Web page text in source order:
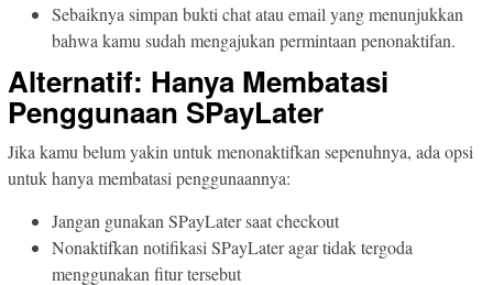
Sebaiknya simpan bukti chat atau email yang menunjukkan
bahwa kamu sudah mengajukan permintaan penonaktifan.
Alternatif: Hanya Membatasi
Penggunaan SPayLater
Jika kamu belum yakin untuk menonaktifkan sepenuhnya, ada opsi
untuk hanya membatasi penggunaannya:
Jangan gunakan SPayLater saat checkout
Nonaktifkan notifikasi SPayLater agar tidak tergoda
menggunakan fitur tersebut